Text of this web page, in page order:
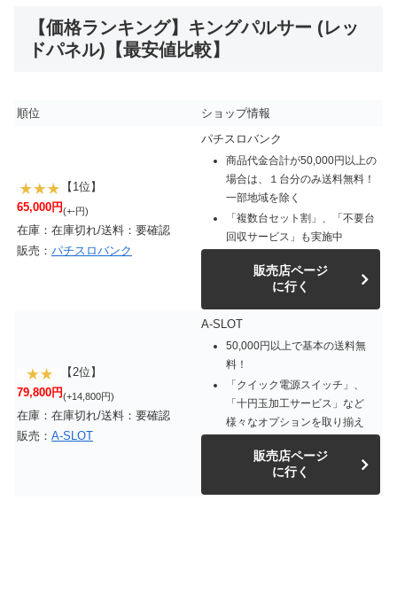
【価格ランキング】キングパルサー (レッ
ドパネル)【最安値比較】
順位 ショップ情報
【1位】
65,000円(+-円)
在庫：在庫切れ/送料：要確認
販売： パチスロバンク
パチスロバンク
商品代金合計が50,000円以上の
場合は、１台分のみ送料無料！
一部地域を除く
「複数台セット割」、「不要台
回収サービス」も実施中
販売店ページ
に行く
【2位】
79,800円(+14,800円)
在庫：在庫切れ/送料：要確認
販売： A-SLOT
A-SLOT
50,000円以上で基本の送料無
料！
「クイック電源スイッチ」、
「十円玉加工サービス」など
様々なオプションを取り揃え
販売店ページ
に行く